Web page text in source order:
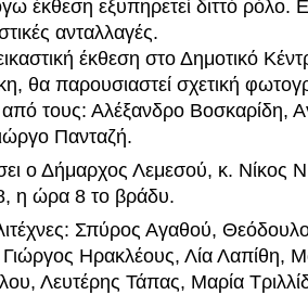
έκθεση εξυπηρετεί διττό ρόλο.
ανταλλαγές.
έκθεση στο Δημοτικό
θα παρουσιαστεί σχετική
τους: Αλέξανδρο Βοσκαρίδη,
Πανταζή.
ο Δήμαρχος Λεμεσού, κ. Νίκος
η ώρα 8 το βράδυ.
Σπύρος Αγαθού,
Ηρακλέους, Λία Λαπίθη,
Λευτέρης Τάπας, Μαρία